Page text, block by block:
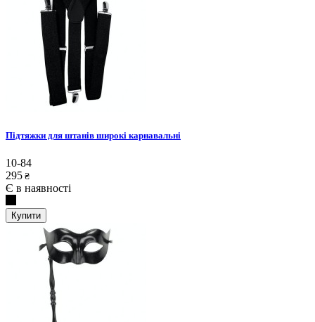
Підтяжки для штанів широкі карнавальні
10-84
295 ₴
Є в наявності
Купити